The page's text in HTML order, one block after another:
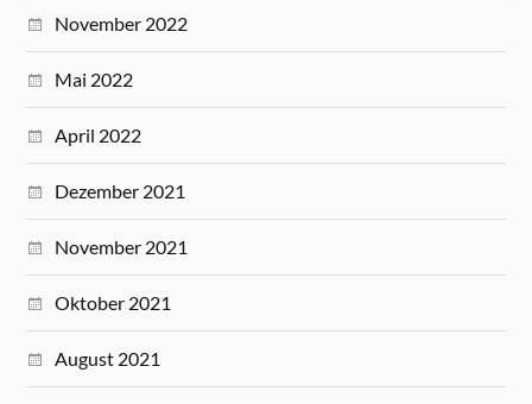
November 2022
Mai 2022
April 2022
Dezember 2021
November 2021
Oktober 2021
August 2021